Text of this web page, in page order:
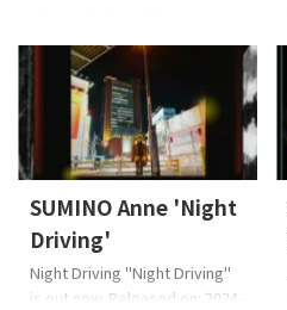
Released on: 2024-9-18 Lyrics:
Osier, Sensu PlanetMusic:
Sensu PlanetArrange: Sensu
Planet & The Howling Fish
EAN: 4573529370788 About
the Music Sensu Planet（主
的您。它的意思是「小小的幸
福、希望」，帶有這樣的想
法：「雖然發生了許多事情，
但今天又是美好的一天」、「 ...
SUMINO Anne 'Night
Driving'
Night Driving "Night Driving"
is out now. Released on: 2024-